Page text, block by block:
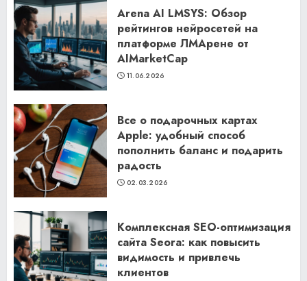
Arena AI LMSYS: Обзор
рейтингов нейросетей на
платформе ЛМАрене от
AIMarketCap
11.06.2026
Все о подарочных картах
Apple: удобный способ
пополнить баланс и подарить
радость
02.03.2026
Комплексная SEO-оптимизация
сайта Seora: как повысить
видимость и привлечь
клиентов